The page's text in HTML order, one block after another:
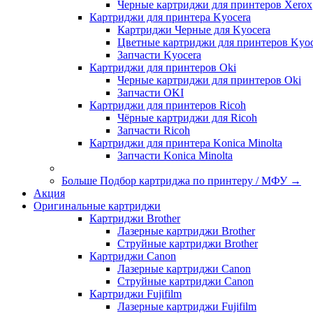
Черные картриджи для принтеров Xerox
Картриджи для принтера Kyocera
Картриджи Черные для Kyocera
Цветные картриджи для принтеров
Запчасти Kyocera
Картриджи для принтеров Oki
Черные картриджи для принтеров Oki
Запчасти OKI
Картриджи для принтеров Ricoh
Чёрные картриджи для Ricoh
Запчасти Ricoh
Картриджи для принтера Konica Minolta
Запчасти Koniсa Minolta
Больше Подбор картриджа по принтеру / МФУ →
Акция
Оригинальные картриджи
Картриджи Brother
Лазерные картриджи Brother
Струйные картриджи Brother
Картриджи Canon
Лазерные картриджи Canon
Струйные картриджи Canon
Картриджи Fujifilm
Лазерные картриджи Fujifilm